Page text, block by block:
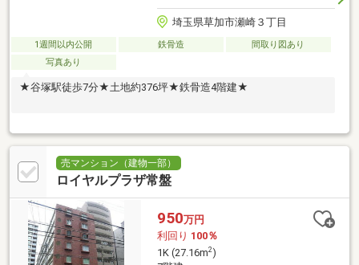
埼玉県草加市瀬崎３丁目
1週間以内公開 鉄骨造
間取り図あり
写真あり
★谷塚駅徒歩7分★土地約376坪★鉄骨造4階建★
売マンション（建物一部）
ロイヤルプラザ常盤
950万円
利回り 100％
1K (27.16m2)